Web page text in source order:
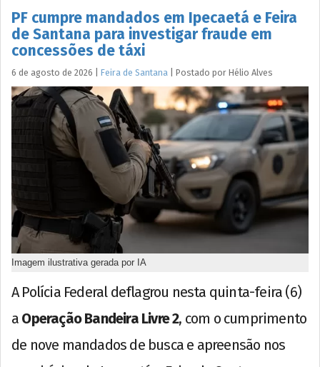
PF cumpre mandados em Ipecaetá e Feira
de Santana para investigar fraude em
concessões de táxi
6 de agosto de 2026 Feira de Santana Postado por Hélio Alves
Imagem ilustrativa gerada por IA
A Polícia Federal deflagrou nesta quinta-feira (6)
a Operação Bandeira Livre 2, com o cumprimento
de nove mandados de busca e apreensão nos